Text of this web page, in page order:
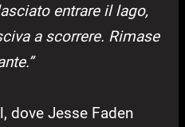
entrare il lago,
a scorrere. Rimase
dove Jesse Faden